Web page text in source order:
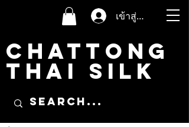
เข้าสู่ระบบ
CHATTONG
THAI SILK